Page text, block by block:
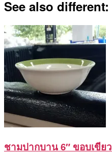
See also different:
ชามปากบาน 6″ ขอบเขียว